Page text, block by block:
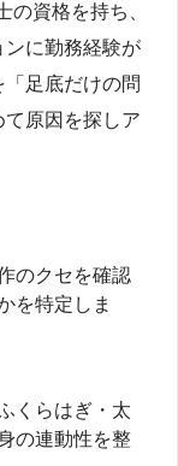
資格を持ち、
に勤務経験が
足底だけの問
原因を探しア
のクセを確認
を特定しま
くらはぎ・太
の連動性を整